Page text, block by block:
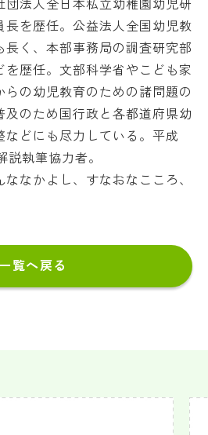
団法人全日本私立幼稚園幼児研
長を歴任。公益法人全国幼児教
長く、本部事務局の調査研究部
を歴任。文部科学省やこども家
らの幼児教育のための諸問題の
及のため国行政と各都道府県幼
などにも尽力している。平成
説執筆協力者。
なかよし、すなおなこころ、
一覧へ戻る